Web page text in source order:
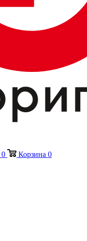
0 Корзина 0